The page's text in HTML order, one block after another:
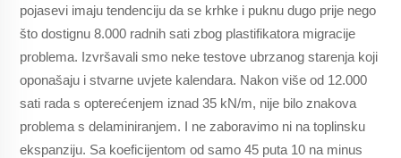
pojasevi imaju tendenciju da se krhke i puknu dugo prije nego
što dostignu 8.000 radnih sati zbog plastifikatora migracije
problema. Izvršavali smo neke testove ubrzanog starenja koji
oponašaju i stvarne uvjete kalendara. Nakon više od 12.000
sati rada s opterećenjem iznad 35 kN/m, nije bilo znakova
problema s delaminiranjem. I ne zaboravimo ni na toplinsku
ekspanziju. Sa koeficijentom od samo 45 puta 10 na minus